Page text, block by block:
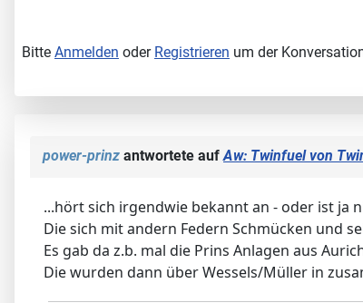
Bitte Anmelden oder Registrieren um der
power-prinz antwortete aufAw: Twinfuel von
...hört sich irgendwie bekannt an - oder ist ja
Die sich mit andern Federn Schmücken und
Es gab da z.b. mal die Prins Anlagen aus
Die wurden dann über Wessels/Müller in